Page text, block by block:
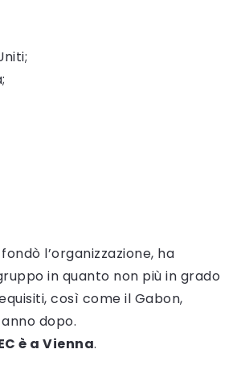
l’organizzazione, ha
in quanto non più in grado
così come il Gabon,
dopo.
è a Vienna.